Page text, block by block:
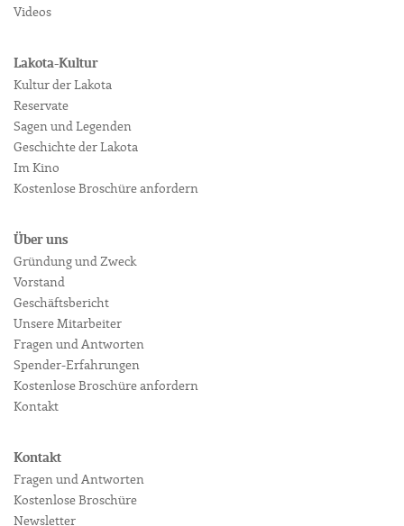
Videos
Lakota-Kultur
Kultur der Lakota
Reservate
Sagen und Legenden
Geschichte der Lakota
Im Kino
Kostenlose Broschüre anfordern
Über uns
Gründung und Zweck
Vorstand
Geschäftsbericht
Unsere Mitarbeiter
Fragen und Antworten
Spender-Erfahrungen
Kostenlose Broschüre anfordern
Kontakt
Kontakt
Fragen und Antworten
Kostenlose Broschüre
Newsletter